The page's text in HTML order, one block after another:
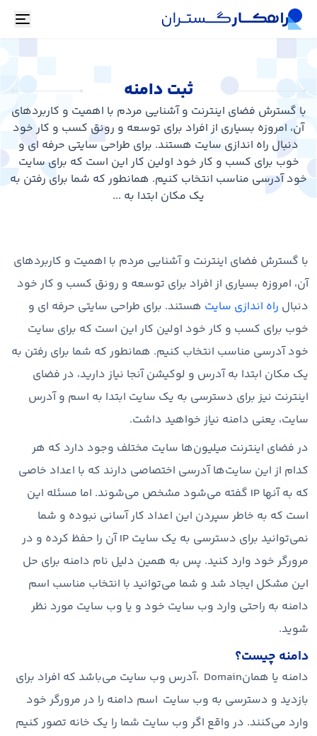
ثبت دامنه
با گسترش فضای اینترنت و آشنایی مردم با اهمیت و کاربردهای
آن، امروزه بسیاری از افراد برای توسعه و رونق کسب و کار خود
دنبال راه اندازی سایت هستند. برای طراحی سایتی حرفه ای و
خوب برای کسب و کار خود اولین کار این است که برای سایت
خود آدرسی مناسب انتخاب کنیم. همانطور که شما برای رفتن به
یک مکان ابتدا به ...
با گسترش فضای اینترنت و آشنایی مردم با اهمیت و کاربردهای
آن، امروزه بسیاری از افراد برای توسعه و رونق کسب و کار خود
دنبال راه اندازی سایت هستند. برای طراحی سایتی حرفه ای و
خوب برای کسب و کار خود اولین کار این است که برای سایت
خود آدرسی مناسب انتخاب کنیم. همانطور که شما برای رفتن به
یک مکان ابتدا به آدرس و لوکیشن آنجا نیاز دارید، در فضای
اینترنت نیز برای دسترسی به یک سایت ابتدا به اسم و آدرس
سایت، یعنی دامنه نیاز خواهید داشت.
در فضای اینترنت میلیون‌ها سایت مختلف وجود دارد که هر
کدام از این سایت‌ها آدرسی اختصاصی دارند که با اعداد خاصی
که به آنها IP گفته می‌شود مشخص می‌شوند. اما مسئله این
است که به خاطر سپردن این اعداد کار آسانی نبوده و شما
نمی‌توانید برای دسترسی به یک سایت IP آن را حفظ کرده و در
مرورگر خود وارد کنید. پس به همین دلیل نام دامنه برای حل
این مشکل ایجاد شد و شما می‌توانید با انتخاب مناسب اسم
دامنه به راحتی وارد وب سایت خود و یا وب سایت مورد نظر
شوید.
دامنه چیست؟
دامنه یا همانDomain ،آدرس وب سایت می‌باشد که افراد برای
بازدید و دسترسی به وب سایت اسم دامنه را در مرورگر خود
وارد می‌کنند. در واقع اگر وب سایت شما را یک خانه تصور کنیم